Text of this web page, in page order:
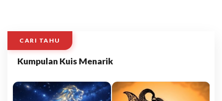
CARI TAHU
Kumpulan Kuis Menarik